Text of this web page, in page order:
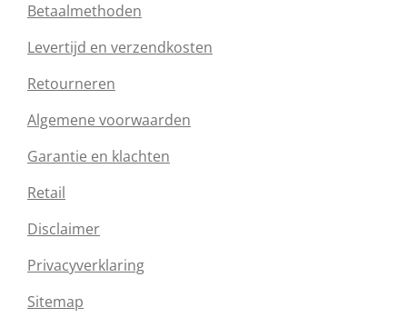
Betaalmethoden
Levertijd en verzendkosten
Retourneren
Algemene voorwaarden
Garantie en klachten
Retail
Disclaimer
Privacyverklaring
Sitemap